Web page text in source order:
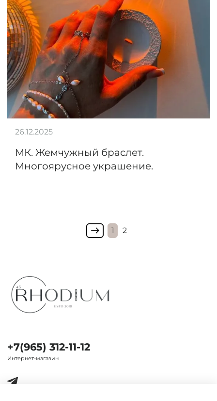
МК. Жемчужный браслет.
Многоярусное украшение.
26.12.2025
1 2
+7(965) 312-11-12
Интернет-магазин